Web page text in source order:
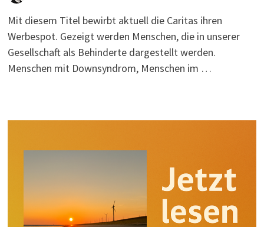
Mit diesem Titel bewirbt aktuell die Caritas ihren
Werbespot. Gezeigt werden Menschen, die in unserer
Gesellschaft als Behinderte dargestellt werden.
Menschen mit Downsyndrom, Menschen im …